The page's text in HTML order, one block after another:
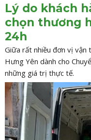
Lý do khách
chọn thương
24h
Giữa rất nhiều đơn vị vận
Hưng Yên dành cho
những giá trị thực tế.